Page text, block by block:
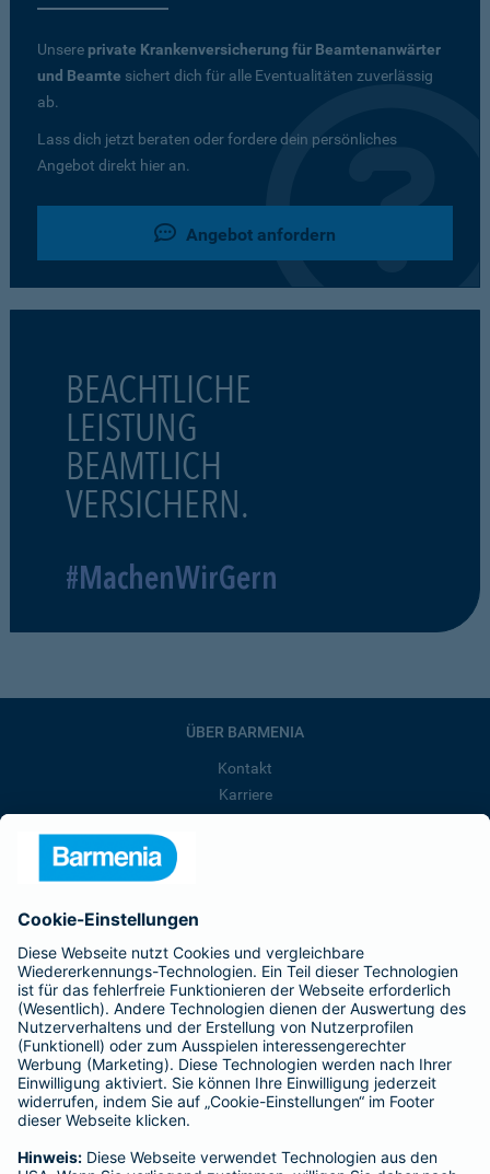
Unsere private Krankenversicherung für Beamtenanwärter
und Beamte sichert dich für alle Eventualitäten zuverlässig
ab.
Lass dich jetzt beraten oder fordere dein persönliches
Angebot direkt hier an.
Angebot anfordern
BEACHTLICHE
LEISTUNG
BEAMTLICH
VERSICHERN.
#MachenWirGern
ÜBER BARMENIA
Kontakt
Karriere
Barmenia ist Teil der BarmeniaGothaer
BELIEBTE SEITEN
Kranken-Zusatzversicherung
Tierversicherungen
Haftpflichtversicherung
Hausratversicherung